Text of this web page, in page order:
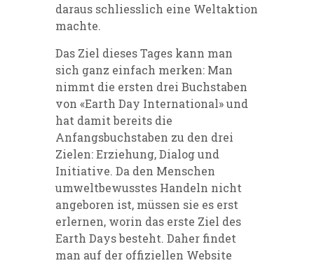
daraus schliesslich eine Weltaktion
machte.
Das Ziel dieses Tages kann man
sich ganz einfach merken: Man
nimmt die ersten drei Buchstaben
von «Earth Day International» und
hat damit bereits die
Anfangsbuchstaben zu den drei
Zielen: Erziehung, Dialog und
Initiative. Da den Menschen
umweltbewusstes Handeln nicht
angeboren ist, müssen sie es erst
erlernen, worin das erste Ziel des
Earth Days besteht. Daher findet
man auf der offiziellen Website